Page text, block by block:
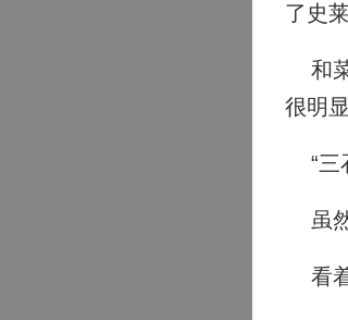
了史
和菜
很明
“三
虽然
看着